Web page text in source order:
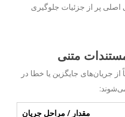
پر از جزئیات جلوگیری
متنی
جریان‌های جایگزین یا خطا در
مقدار / مراحل جریان